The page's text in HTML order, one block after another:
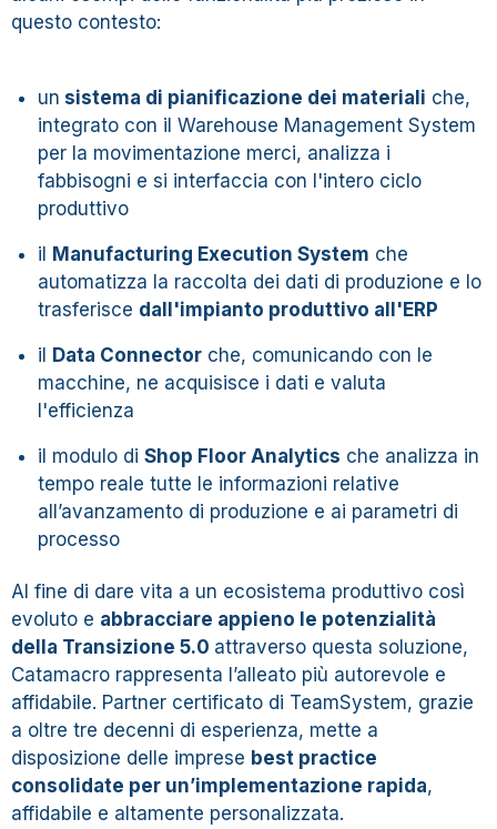
questo contesto:
un sistema di pianificazione dei materiali che,
integrato con il Warehouse Management System
per la movimentazione merci, analizza i
fabbisogni e si interfaccia con l'intero ciclo
produttivo
il Manufacturing Execution System che
automatizza la raccolta dei dati di produzione e lo
trasferisce dall'impianto produttivo all'ERP
il Data Connector che, comunicando con le
macchine, ne acquisisce i dati e valuta
l'efficienza
il modulo di Shop Floor Analytics che analizza in
tempo reale tutte le informazioni relative
all’avanzamento di produzione e ai parametri di
processo
Al fine di dare vita a un ecosistema produttivo così
evoluto e abbracciare appieno le potenzialità
della Transizione 5.0 attraverso questa soluzione,
Catamacro rappresenta l’alleato più autorevole e
affidabile. Partner certificato di TeamSystem, grazie
a oltre tre decenni di esperienza, mette a
disposizione delle imprese best practice
consolidate per un’implementazione rapida,
affidabile e altamente personalizzata.